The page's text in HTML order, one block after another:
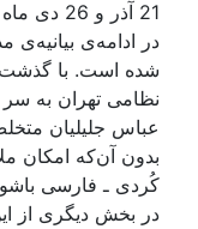
21 آذر و 26 دی ماه سال جاری از سوی نيروهای امنيتی بازداشت شدند.»
در ادامه‌‌ی
نظامی تهران به
بدون آن‌كه امكان
كُردی ـ فارسی
در بخش ديگری از